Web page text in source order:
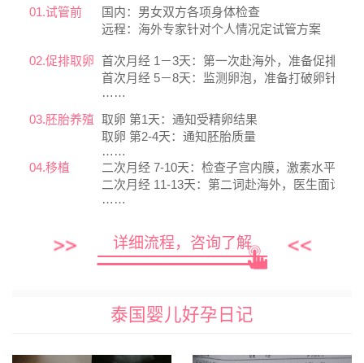
01.试管前
国内：男女双方各项身体检查
远程：海外专家针对个人情况定试管方案
02.促排取卵 首次月经 1－3天：第一次赴海外，准备促排
首次月经 5－8天：监测卵泡，准备打破卵针
……
03.胚胎养殖 取卵 第1天：通知受精卵结果
取卵 第2-4天：通知胚胎质量
……
04.移植
二次月经 7-10天：检查子宫内膜，激素水平
二次月经 11-13天：第二词赴海外，医生面诊
……
详细流程，咨询了解
泰国婴儿好孕日记